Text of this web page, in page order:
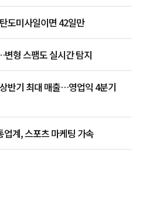
도미사일이면 42일만
형 스팸도 실시간 탐지
반기 최대 매출…영업익 4분기
계, 스포츠 마케팅 가속